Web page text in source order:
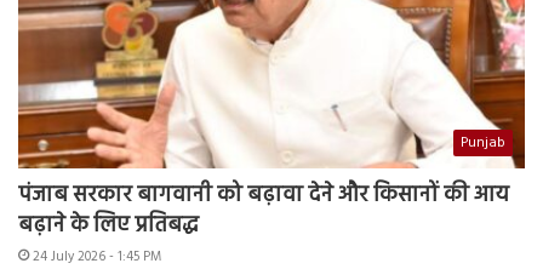
Punjab
पंजाब सरकार बागवानी को बढ़ावा देने और किसानों की आय
बढ़ाने के लिए प्रतिबद्ध
24 July 2026 - 1:45 PM